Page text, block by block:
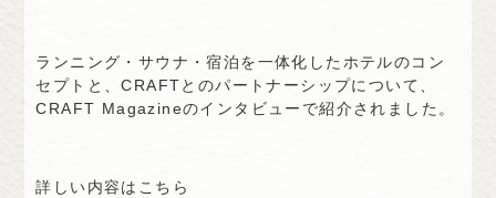
ランニング・サウナ・宿泊を一体化したホテルのコン
セプトと、CRAFTとのパートナーシップについて、
CRAFT Magazineのインタビューで紹介されました。
詳しい内容はこちら